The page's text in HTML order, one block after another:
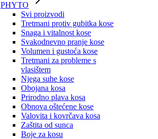
PHYTO
Svi proizvodi
Tretmani protiv gubitka kose
Snaga i vitalnost kose
Svakodnevno pranje kose
Volumen i gustoća kose
Tretmani za probleme s
vlasištem
Njega suhe kose
Obojana kosa
Prirodno plava kosa
Obnova oštećene kose
Valovita i kovrčava kosa
Zaštita od sunca
Boje za kosu